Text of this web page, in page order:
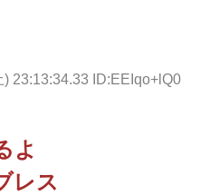
) 23:13:34.33 ID:EEIqo+lQ0
よ
レス